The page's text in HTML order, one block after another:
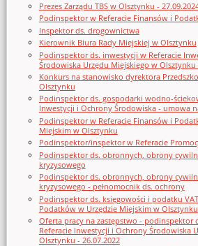
Prezes Zarządu TBS w Olsztynku -
Podinspektor w Referacie Finansów i
Inspektor ds. drogownictwa
Kierownik Biura Rady Miejskiej w Olsztynku
Podinspektor ds. inwestycji w Referacie
Środowiska Urzędu Miejskiego w Olsztynku
Konkurs na stanowisko dyrektora
Olsztynku
Podinspektor ds. gospodarki wodno-
Inwestycji i Ochrony Środowiska - umowa
Podinspektor w Referacie Finansów i
Miejskim w Olsztynku
Podinspektor/inspektor w Referacie
Podinspektor ds. obronnych, obrony
kryzysowego
Podinspektor ds. obronnych, obrony
kryzysowego - pełnomocnik ds. ochrony
Podinspektor ds. księgowości i podatku
Podatków w Urzędzie Miejskim w Olsztynku
Oferta pracy na zastępstwo - podinspektor
Referacie Inwestycji i Ochrony Środowiska
Olsztynku - 26.07.2022